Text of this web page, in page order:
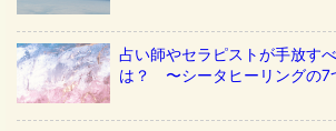
占い師やセラピストが手放す
は？ 〜シータヒーリングの7